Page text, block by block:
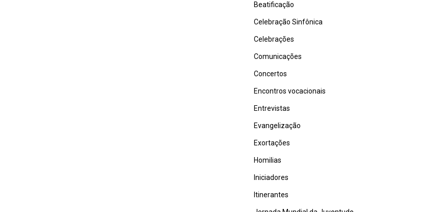
Beatificação
Celebração Sinfônica
Celebrações
Comunicações
Concertos
Encontros vocacionais
Entrevistas
Evangelização
Exortações
Homilias
Iniciadores
Itinerantes